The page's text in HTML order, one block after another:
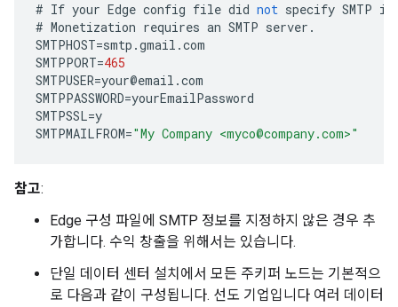
# If your Edge config file did not specify SMTP
# Monetization requires an SMTP server .
SMTPHOST=smtp .gmail .com
SMTPPORT=465
SMTPUSER=your@email .com
SMTPPASSWORD=yourEmailPassword
SMTPSSL=y
SMTPMAILFROM="My Company <myco@company.com>"
참고:
Edge 구성 파일에 SMTP 정보를 지정하지 않은 경우 추
가합니다. 수익 창출을 위해서는 있습니다.
단일 데이터 센터 설치에서 모든 주키퍼 노드는 기본적으
로 다음과 같이 구성됩니다. 선도 기업입니다 여러 데이터